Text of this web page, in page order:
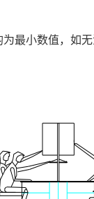
最小数值，如